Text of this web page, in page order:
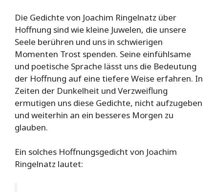
Die Gedichte von Joachim Ringelnatz über
Hoffnung sind wie kleine Juwelen, die unsere
Seele berühren und uns in schwierigen
Momenten Trost spenden. Seine einfühlsame
und poetische Sprache lässt uns die Bedeutung
der Hoffnung auf eine tiefere Weise erfahren. In
Zeiten der Dunkelheit und Verzweiflung
ermutigen uns diese Gedichte, nicht aufzugeben
und weiterhin an ein besseres Morgen zu
glauben.
Ein solches Hoffnungsgedicht von Joachim
Ringelnatz lautet: